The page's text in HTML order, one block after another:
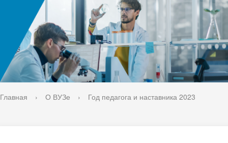
Библиотека
Спорт-норма жизни Оценка качества
Попечительский совет
Единое окно по
поддержки молодых
семей и матерей
Главная › О ВУЗе › Год педагога и наставника 2023